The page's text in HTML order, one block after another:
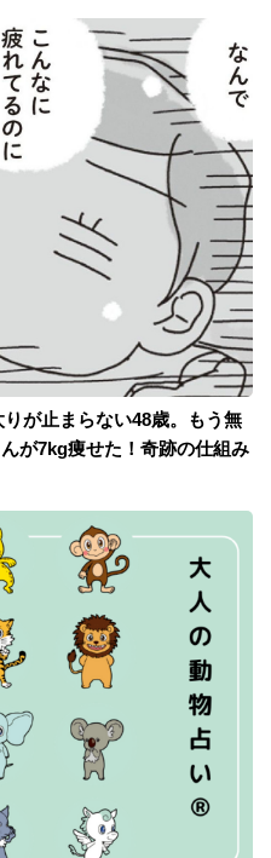
が止まらない48歳。もう無
が7kg痩せた！奇跡の仕組み